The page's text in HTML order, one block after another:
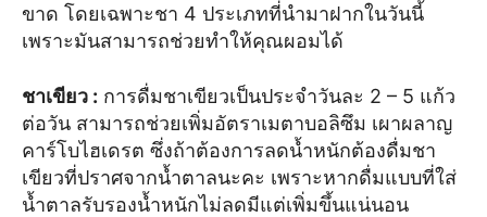
ขาด โดยเฉพาะชา 4 ประเภทที่นำมาฝากในวันนี้
เพราะมันสามารถช่วยทำให้คุณผอมได้
ชาเขียว : การดื่มชาเขียวเป็นประจำวันละ 2 – 5 แก้ว
ต่อวัน สามารถช่วยเพิ่มอัตราเมตาบอลิซึม เผาผลาญ
คาร์โบไฮเดรต ซึ่งถ้าต้องการลดน้ำหนักต้องดื่มชา
เขียวที่ปราศจากน้ำตาลนะคะ เพราะหากดื่มแบบที่ใส่
น้ำตาลรับรองน้ำหนักไม่ลดมีแต่เพิ่มขึ้นแน่นอน